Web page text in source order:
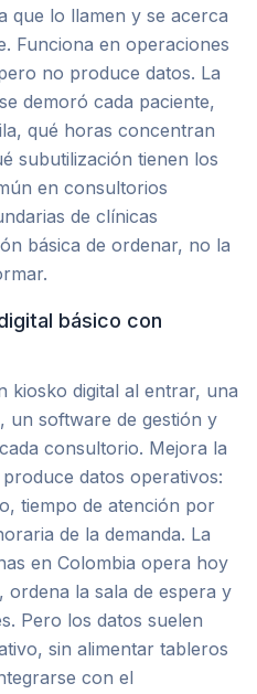
que lo llamen y se acerca
Funciona en operaciones
no produce datos. La
demoró cada paciente,
qué horas concentran
subutilización tienen los
en consultorios
de clínicas
básica de ordenar, no la
básico con
kiosko digital al entrar, una
un software de gestión y
consultorio. Mejora la
datos operativos:
tiempo de atención por
de la demanda. La
en Colombia opera hoy
ordena la sala de espera y
Pero los datos suelen
sin alimentar tableros
con el